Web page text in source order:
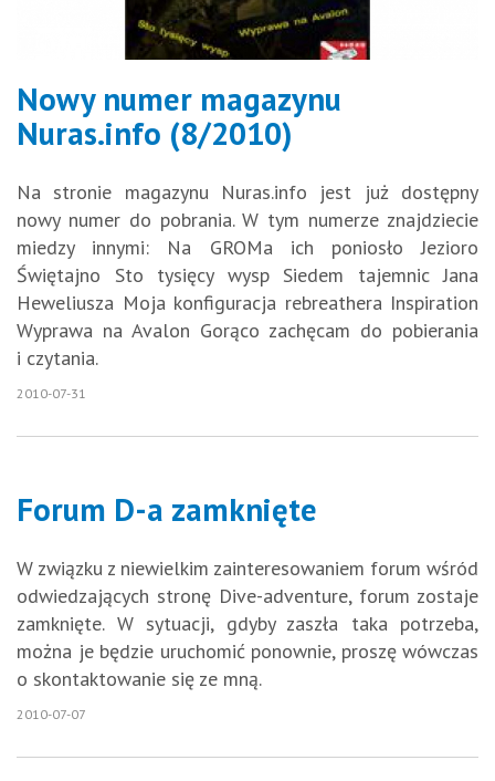
Nowy numer magazynu
Nuras.info (8/2010)
Na stronie magazynu Nuras.info jest już dostępny
nowy numer do pobrania. W tym numerze znajdziecie
miedzy innymi: Na GROMa ich poniosło Jezioro
Świętajno Sto tysięcy wysp Siedem tajemnic Jana
Heweliusza Moja konfiguracja rebreathera Inspiration
Wyprawa na Avalon Gorąco zachęcam do pobierania
i czytania.
2010-07-31
Forum D-a zamknięte
W związku z niewielkim zainteresowaniem forum wśród
odwiedzających stronę Dive-adventure, forum zostaje
zamknięte. W sytuacji, gdyby zaszła taka potrzeba,
można je będzie uruchomić ponownie, proszę wówczas
o skontaktowanie się ze mną.
2010-07-07